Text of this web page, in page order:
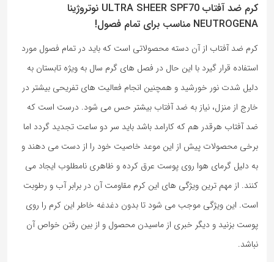
کرم ضد آفتاب ULTRA SHEER SPF70 نوتروژینا
NEUTROGENA مناسب برای تمام فصول!
کرم ضد آفتاب از آن دسته محصولاتی است که باید در تمام فصول مورد
استفاده قرار گیرد با این حال در فصل های گرم سال به ویژه تابستان به
دلیل شدت نور خورشید و همچنین انجام فعالیت های تفریحی بیشتر در
خارج از منزل، نیاز به ضد آفتاب بیشتر حس می شود. درست است که
ضد آفتاب هرقدر هم که کارامد باشد باید سر دو ساعت تجدید گردد اما
برخی محصولات پیش از این موعد خاصیت خود را از دست می دهند و
به دلیل گرمای هوا روی پوست عرق کرده و ظاهری نامطلوب ایجاد می
کنند. از مهم ترین ویژگی های این کرم مقاومت آن در برابر آب و رطوبت
است. این ویژگی موجب می شود تا بدون دغدغه خاطر این کرم را روی
پوست بزنید و دیگر خبری از ماسیدن محصول و از بین رفتن خواص آن
نباشد.